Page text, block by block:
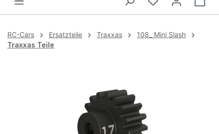
RC-Cars Ersatzteile Traxxas
108_ Mini Slash
Traxxas Teile